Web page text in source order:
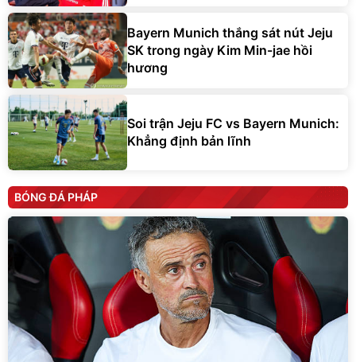
Bayern Munich thắng sát nút Jeju
SK trong ngày Kim Min-jae hồi
hương
Soi trận Jeju FC vs Bayern Munich:
Khẳng định bản lĩnh
BÓNG ĐÁ PHÁP